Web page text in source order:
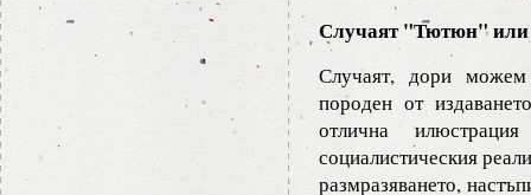
Случаят "Тютюн" или
Случаят, дори
породен от
отлична
социалистическия
размразяването,